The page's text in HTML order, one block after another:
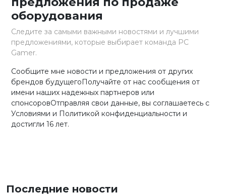
оборудования
Следите за самыми важными новостями и лучшими
предложениями, которые выбирает команда PC
Gamer.
Сообщите мне новости и предложения от других
брендов будущегоПолучайте от нас сообщения от
имени наших надежных партнеров или
спонсоровОтправляя свои данные, вы соглашаетесь с
Условиями и Политикой конфиденциальности и
достигли 16 лет.
Последние новости